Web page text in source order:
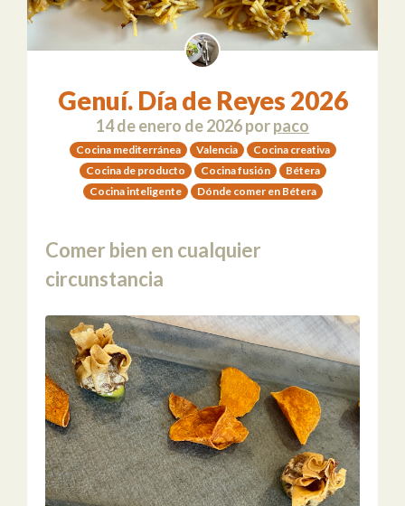
Genuí. Día de Reyes 2026
14 de enero de 2026porpaco
Cocina mediterránea Valencia
Cocina creativa
Cocina de producto
Cocina fusión
Bétera
Cocina inteligente
Dónde comer en Bétera
Comer bien en cualquier
circunstancia